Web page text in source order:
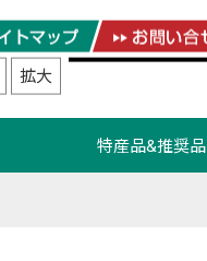
拡大
特産品&推奨品